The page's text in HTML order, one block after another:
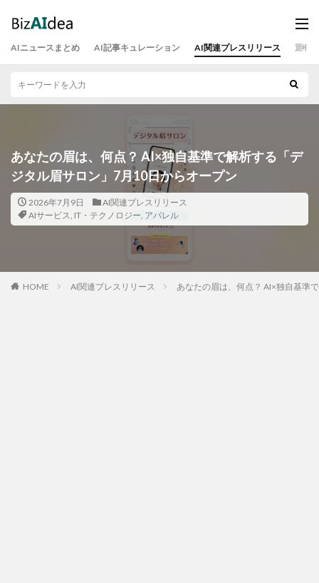
AIニュースまとめ AI記事キュレーション AI関連プレスリリース 運営
あなたの眉は、何点？ AI×独自基準で解析する「デ
ジタル眉サロン」7月10日からオープン
2026年7月9日
AI関連プレスリリース
AIサービス, IT・テクノロジー, アパレル
HOME AI関連プレスリリース あなたの眉は、何点？ AI×独自基準